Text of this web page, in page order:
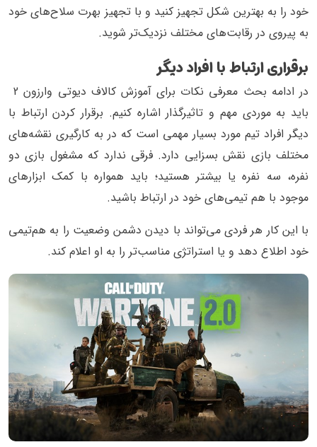
خود را به بهترین شکل تجهیز کنید و با تجهیز بهرت سلاح‌های خود
به پیروی در رقابت‌های مختلف نزدیک‌تر شوید.
برقراری ارتباط با افراد دیگر
در ادامه بحث معرفی نکات برای آموزش کالاف دیوتی وارزون 2
باید به موردی مهم و تاثیرگذار اشاره کنیم. برقرار کردن ارتباط با
دیگر افراد تیم مورد بسیار مهمی است که در به کارگیری نقشه‌های
مختلف بازی نقش بسزایی دارد. فرقی ندارد که مشغول بازی دو
نفره، سه نفره یا بیشتر هستید؛ باید همواره با کمک ابزارهای
موجود با هم تیمی‌های خود در ارتباط باشید.
با این کار هر فردی می‌تواند با دیدن دشمن وضعیت را به هم‌تیمی
خود اطلاع دهد و یا استراتژی مناسب‌تر را به او اعلام کند.